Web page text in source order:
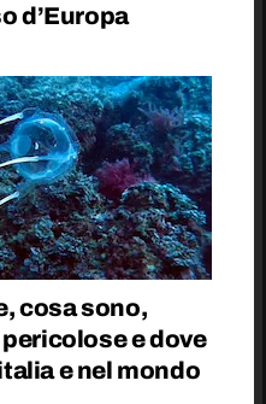
d’Europa
cosa sono,
e dove
e nel mondo